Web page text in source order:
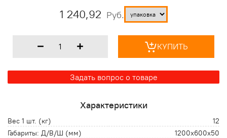
1 240,92 Руб.
КУПИТЬ
Задать вопрос о товаре
Характеристики
Вес 1 шт. (кг)
12
Габариты: Д/В/Ш (мм)
1200х600х50